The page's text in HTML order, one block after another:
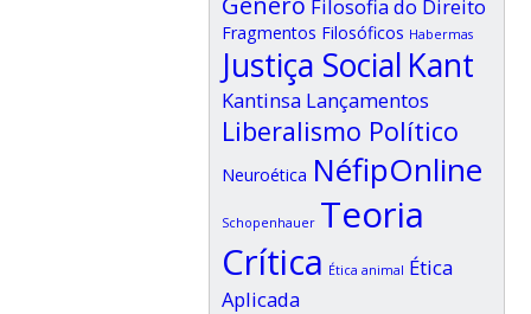
Filosofia do Direito
Fragmentos Filosóficos Habermas
Justiça Social Kant
Kantinsa Lançamentos
Liberalismo Político
Neuroética NéfipOnline
Schopenhauer Teoria
Crítica Ética animal Ética
Aplicada